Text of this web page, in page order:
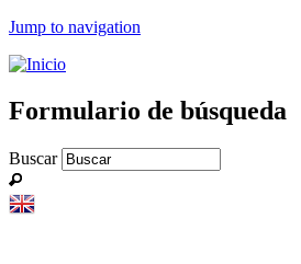
Jump to navigation
Formulario de búsqueda
Buscar